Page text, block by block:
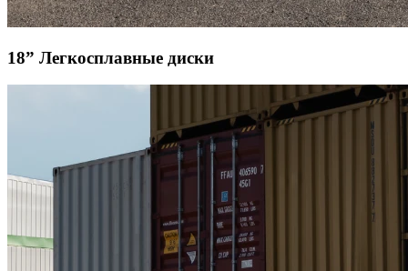
18” Легкосплавные диски